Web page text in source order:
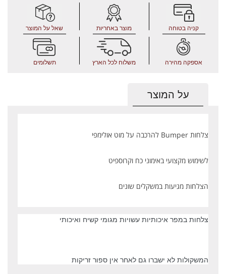
קניה בטוחה מוצר באחריות שאל על המוצר
אספקה מהירה משלוח לכל הארץ תשלומים
על המוצר
צלחות Bumper להרכבה על מוט אולימפי
לשימוש מקצועי באימוני כח וקרוספיט
הצלחות מגיעות במשקלים שונים
צלחות במפר איכותיות עשויות מגומי קשיח ואיכותי
המשקולות לא ישברו גם לאחר אין ספור זריקות